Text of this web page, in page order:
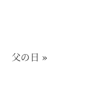
父の日 »